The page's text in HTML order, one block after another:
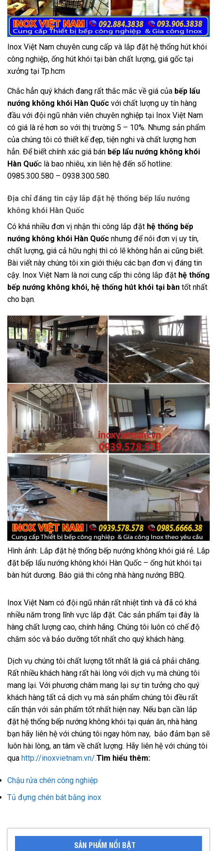
Inox Việt Nam chuyên cung cấp và lắp đặt hệ thống hút khói
công nghiệp, ống hút khói tại bàn chất lượng, giá gốc tại
xưởng tại Tp.hcm
Chắc hẳn quý khách đang rất thắc mắc về giá của bếp lẩu
nướng không khói Hàn Quốc với chất lượng uy tín hàng
đầu với đội ngũ nhân viên chuyên nghiệp tại Inox Việt Nam
có giá là rẻ hơn so với thị trường 5 – 10%. Nhưng sản phẩm
của chúng tôi có thiết kế đẹp, tiện nghi và chất lượng hơn
hẳn. Để biết chính xác giá bán bếp lẩu nướng không khói
Hàn Quốc là bao nhiêu, xin liên hệ đến số hotline:
0985.300.580 – 0938.300.580.
Địa chỉ đáng tin cậy lắp đặt hệ thống bếp lẩu nướng
không khói Hàn Quốc
Có khá nhiều đơn vị nhận thi công lắp đặt hệ thống bếp
nướng không khói Hàn Quốc nhưng để nói đơn vị uy tín,
chất lượng, giá cả hữu nghị thì có lẽ không hẳn ai cũng biết.
Bài viết này chúng tôi xin giới thiệu các bạn đơn vị đáng tin
cậy. Inox Việt Nam là nơi cung cấp thi công lắp đặt hệ thống
bếp nướng không khói, hệ thống hút khói tại bàn tốt nhất
cho bạn.
Hình ảnh: Lắp đặt hệ thống bếp nướng không khói giá rẻ. Lắp
đặt bếp lẩu nướng không khói Hàn Quốc – ống hút khói tại
bàn hút dương. Báo giá thi công nhà hàng nướng BBQ.
Inox Việt Nam có đội ngũ nhân rất nhiệt tình và đã có khá
nhiều năm trong lĩnh vực lắp đặt. Các sản phẩm tại đây là
hàng chất lượng cao, chính hãng. Chúng tôi luôn có chế độ
chăm sóc và bảo dưỡng tốt nhất cho quý khách hàng.
Dịch vụ chúng tôi chất lượng tốt nhất là giá cả phải chăng.
Rất nhiều khách hàng rất hài lòng với dịch vụ mà chúng tôi
mang lại. Với phương châm mang lại sự tin tưởng cho quý
khách hàng tất cả dịch vụ mà sản phẩm chúng tôi đều rất
cẩn thận với sản phẩm tốt nhất hiện nay. Nếu bạn cần lắp
đặt hệ thống bếp nướng không khói tại quán ăn, nhà hàng
bạn hãy liên hệ với chúng tôi ngay hôm nay, bảo đảm bạn sẽ
luôn hài lòng, an tâm về chất lượng. Hãy liên hệ với chúng tôi
qua http://inoxvietnam.vn/.Tìm hiểu thêm:
Chậu rửa chén công nghiệp
Tủ đựng chén bát bằng inox
SẢN PHẨM NỔI BẬT